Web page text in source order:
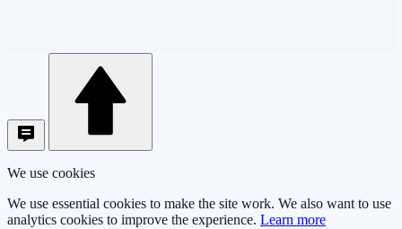
We use cookies
We use essential cookies to make the site work. We also want to use
analytics cookies to improve the experience. Learn more